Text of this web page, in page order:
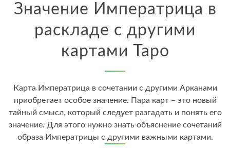
Значение Императрица в
раскладе с другими
картами Таро
Карта Императрица в сочетании с другими Арканами
приобретает особое значение. Пара карт – это новый
тайный смысл, который следует разгадать и понять его
значение. Для этого нужно знать объяснение сочетаний
образа Императрицы с другими важными картами.